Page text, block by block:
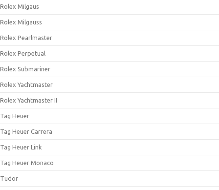
Rolex Milgaus
Rolex Milgauss
Rolex Pearlmaster
Rolex Perpetual
Rolex Submariner
Rolex Yachtmaster
Rolex Yachtmaster II
Tag Heuer
Tag Heuer Carrera
Tag Heuer Link
Tag Heuer Monaco
Tudor